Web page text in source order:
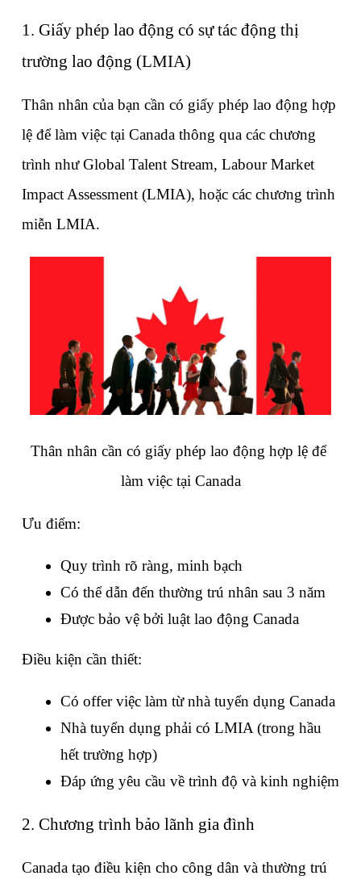
1. Giấy phép lao động có sự tác động thị
trường lao động (LMIA)
Thân nhân của bạn cần có giấy phép lao động hợp
lệ để làm việc tại Canada thông qua các chương
trình như Global Talent Stream, Labour Market
Impact Assessment (LMIA), hoặc các chương trình
miễn LMIA.
Thân nhân cần có giấy phép lao động hợp lệ để
làm việc tại Canada
Ưu điểm:
Quy trình rõ ràng, minh bạch
Có thể dẫn đến thường trú nhân sau 3 năm
Được bảo vệ bởi luật lao động Canada
Điều kiện cần thiết:
Có offer việc làm từ nhà tuyển dụng Canada
Nhà tuyển dụng phải có LMIA (trong hầu
hết trường hợp)
Đáp ứng yêu cầu về trình độ và kinh nghiệm
2. Chương trình bảo lãnh gia đình
Canada tạo điều kiện cho công dân và thường trú